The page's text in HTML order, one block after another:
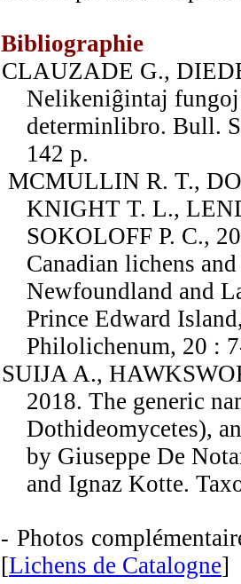
Bibliographie
CLAUZADE G.,
Nelikeniĝintaj
determinlibro. Bull.
142 p.
MCMULLIN R. T.,
KNIGHT T. L.,
SOKOLOFF P. C.,
Canadian lichens
Newfoundland and
Prince Edward
Philolichenum, 20 :
SUIJA A.,
2018. The generic
Dothideomycetes),
by Giuseppe De
and Ignaz Kotte.
- Photos
[Lichens de Catalogne]